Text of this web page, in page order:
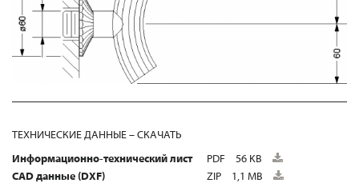
ТЕХНИЧЕСКИЕ ДАННЫЕ – СКАЧАТЬ
Информационно-технический лист
PDF
56 KB
CAD данные (DXF)
ZIP 1,1 MB